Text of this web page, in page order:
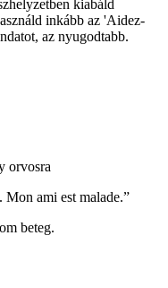
kiabáld
inkább az 'Aidez-
az nyugodtabb.
orvosra
ami est malade.”
beteg.